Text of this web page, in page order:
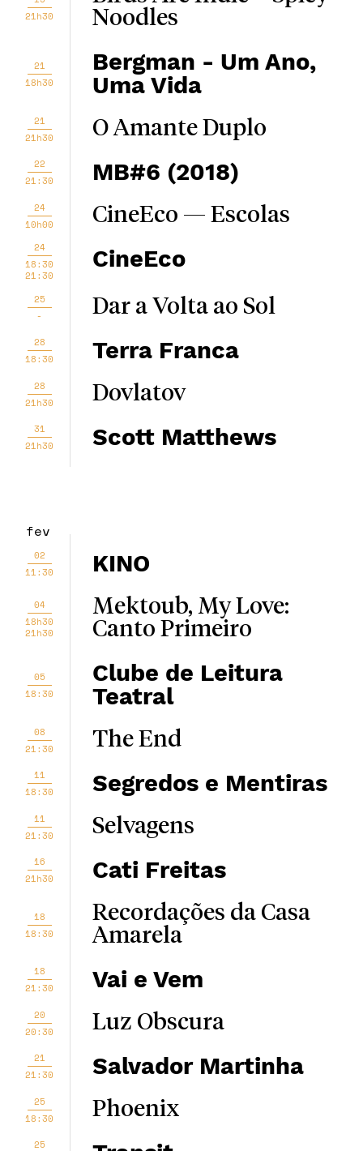
21h30
Noodles
21
18h30
Bergman - Um Ano,
Uma Vida
21
21h30
O Amante Duplo
22
21:30
MB#6 (2018)
24
10h00
CineEco — Escolas
24
18:30
21:30
CineEco
25
-
Dar a Volta ao Sol
28
18:30
Terra Franca
28
21h30
Dovlatov
31
21h30
Scott Matthews
fev
02
11:30
KINO
04
18h30
21h30
Mektoub, My Love:
Canto Primeiro
05
18:30
Clube de Leitura
Teatral
08
21:30
The End
11
18:30
Segredos e Mentiras
11
21:30
Selvagens
16
21h30
Cati Freitas
18
18:30
Recordações da Casa
Amarela
18
21:30
Vai e Vem
20
20:30
Luz Obscura
21
21:30
Salvador Martinha
25
18:30
Phoenix
25